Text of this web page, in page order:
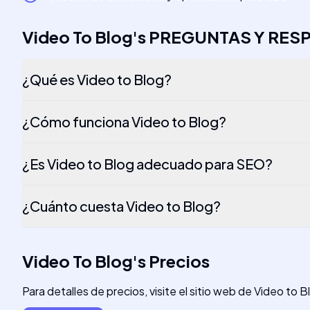
Video To Blog's PREGUNTAS Y
¿Qué es Video to Blog?
¿Cómo funciona Video to Blog?
¿Es Video to Blog adecuado para SEO?
¿Cuánto cuesta Video to Blog?
Video To Blog's Precios
Para detalles de precios, visite el sitio web de Video to